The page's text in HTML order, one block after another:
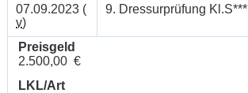
07.09.2023 (
v)
9. Dressurprüfung Kl.S***
Preisgeld
2.500,00 €
LKL/Art